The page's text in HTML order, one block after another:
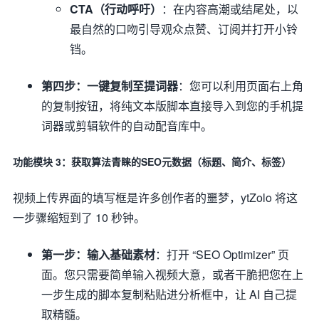
CTA（行动呼吁） ：在内容高潮或结尾处，以
最自然的口吻引导观众点赞、订阅并打开小铃
铛。
第四步：一键复制至提词器：您可以利用页面右上角
的复制按钮，将纯文本版脚本直接导入到您的手机提
词器或剪辑软件的自动配音库中。
功能模块 3：获取算法青睐的SEO元数据（标题、简介、标签）
视频上传界面的填写框是许多创作者的噩梦，ytZolo 将这
一步骤缩短到了 10 秒钟。
第一步：输入基础素材：打开 “SEO Optimizer” 页
面。您只需要简单输入视频大意，或者干脆把您在上
一步生成的脚本复制粘贴进分析框中，让 AI 自己提
取精髓。